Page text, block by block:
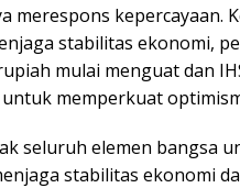
merespons
stabilitas ekonomi,
mulai menguat dan
memperkuat
seluruh elemen bangsa
stabilitas ekonomi